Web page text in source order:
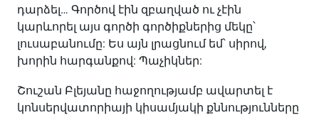
դարձել… Գործով էին զբաղված ու չէին
կարևորել այս գործի գործիքներից մեկը՝
լուսաբանումը: Ես այն լրացնում եմ՝ սիրով,
խորին հարգանքով: Պաչիկներ:
Շուշան Բլեյանը հաջողությամբ ավարտել է
կոնսերվատորիայի կիսամյակի քննությունները